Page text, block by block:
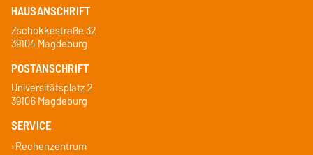
HAUSANSCHRIFT
Zschokkestraße 32
39104 Magdeburg
POSTANSCHRIFT
Universitätsplatz 2
39106 Magdeburg
SERVICE
Rechenzentrum